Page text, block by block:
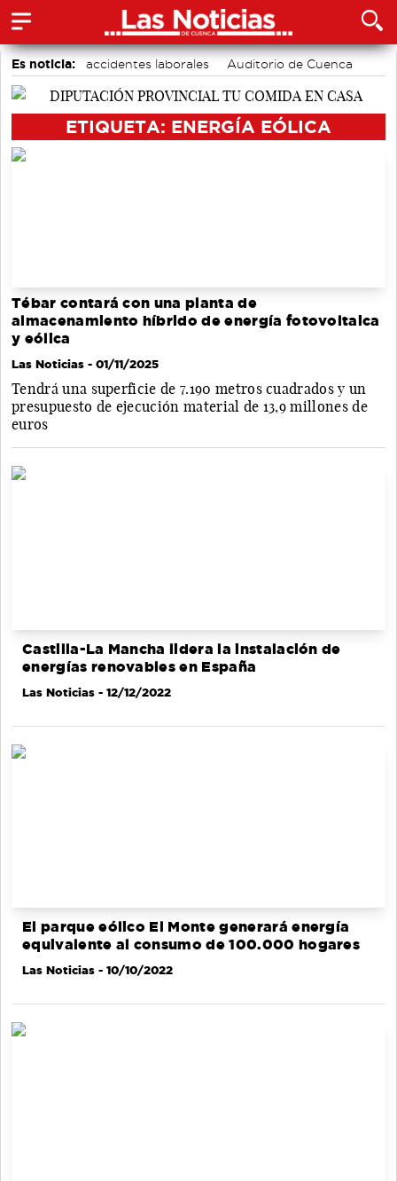
Es noticia: accidentes laborales
Auditorio de Cuenca
Área de Deportes
ETIQUETA: ENERGÍA EÓLICA
Tébar contará con una planta de
almacenamiento híbrido de energía fotovoltaica
y eólica
Las Noticias - 01/11/2025
Tendrá una superficie de 7.190 metros cuadrados y un
presupuesto de ejecución material de 13,9 millones de
euros
Castilla-La Mancha lidera la instalación de
energías renovables en España
Las Noticias - 12/12/2022
El parque eólico El Monte generará energía
equivalente al consumo de 100.000 hogares
Las Noticias - 10/10/2022